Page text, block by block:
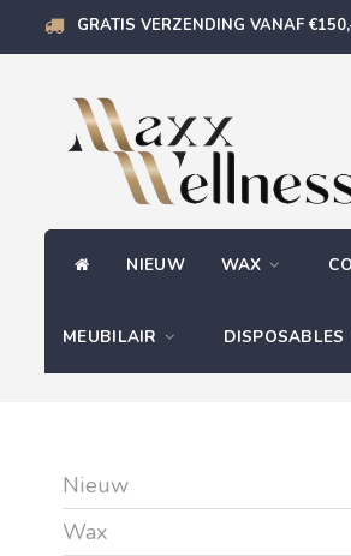
GRATIS VERZENDING VANAF
NIEUW WAX
MEUBILAIR DISPOSABLES
Nieuw
Wax